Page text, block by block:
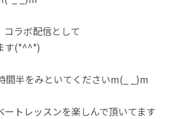
ラボ配信として
す(*^^*)
間半をみといてくださいm(_ _)m
トレッスンを楽しんで頂いてます